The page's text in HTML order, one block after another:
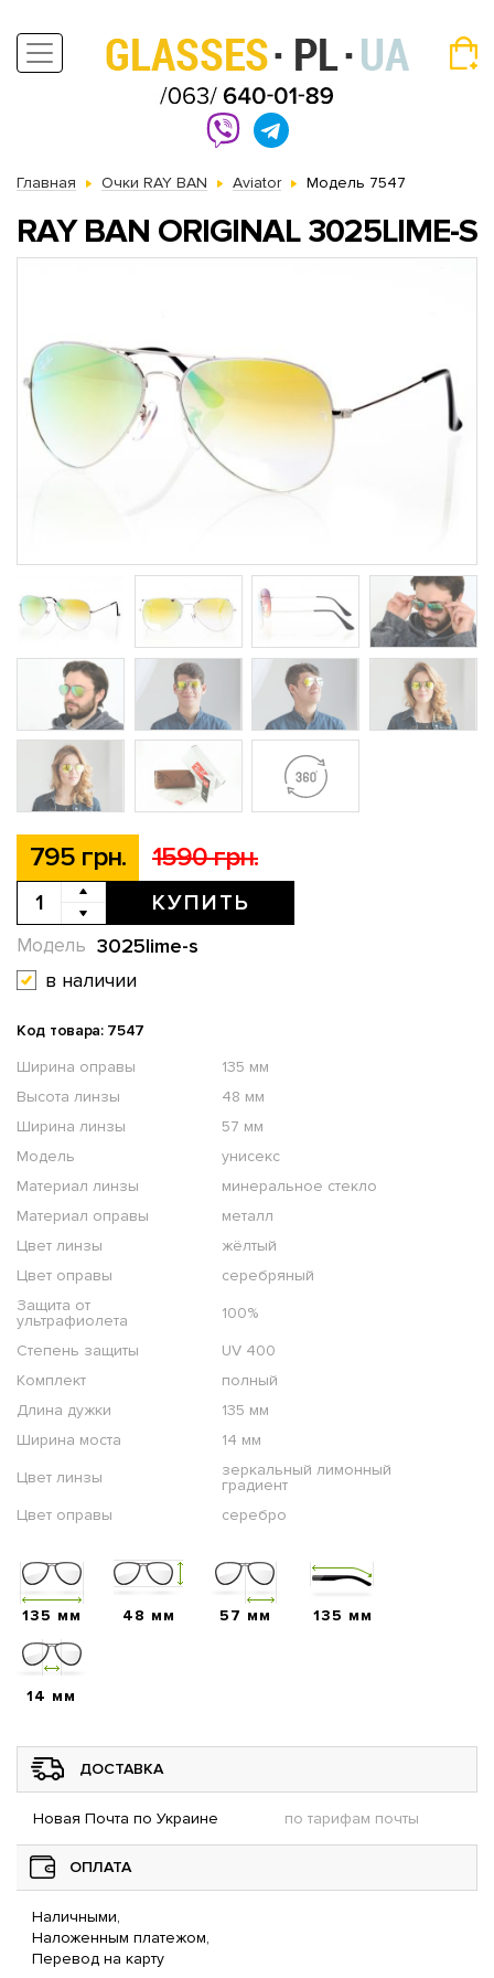
Главная Очки RAY BAN Aviator Модель 7547
RAY BAN ORIGINAL 3025LIME-S
795 грн. 1590 грн.
КУПИТЬ
3025lime-s
Модель
в наличии
Код товара: 7547
Ширина оправы
135 мм
Высота линзы
48 мм
Ширина линзы
57 мм
Модель
унисекс
Материал линзы
минеральное стекло
Материал оправы
металл
Цвет линзы
жёлтый
Цвет оправы
серебряный
Защита от
ультрафиолета
100%
Степень защиты
UV 400
Комплект
полный
Длина дужки
135 мм
Ширина моста
14 мм
Цвет линзы
зеркальный лимонный
градиент
Цвет оправы
серебро
135 мм 48 мм 57 мм 135 мм
14 мм
ДОСТАВКА
Новая Почта по Украине по тарифам почты
ОПЛАТА
Наличными,
Наложенным платежом,
Перевод на карту